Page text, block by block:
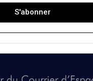
S'abonner